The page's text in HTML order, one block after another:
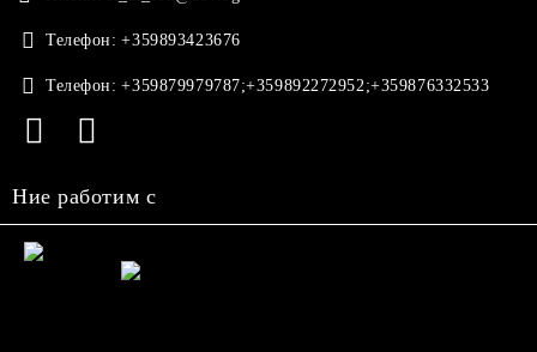
Телефон: +359893423676
Телефон: +359879979787;+359892272952;+359876332533
Ние работим с